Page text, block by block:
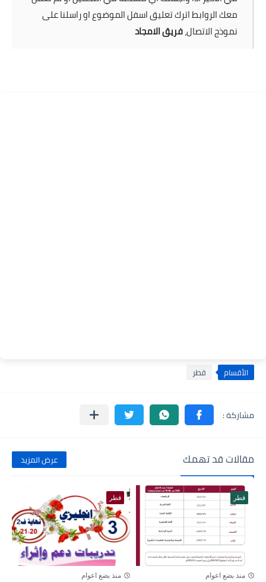
معك الروابط اترك تعليق اسفل الموضوع او راسلنا على
نموذج الاتصال،فريق الامجاد
الأقسام قطر
مقالات قد تهمك عرض المزيد
قطر
منذ بضع اعوام
قطر
منذ بضع اعوام